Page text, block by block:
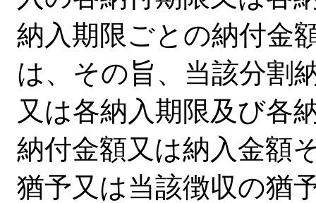
納入期限ごとの納付金
は、その旨、当該分割
又は各納入期限及び各
納付金額又は納入金額
猶予又は当該徴収の猶